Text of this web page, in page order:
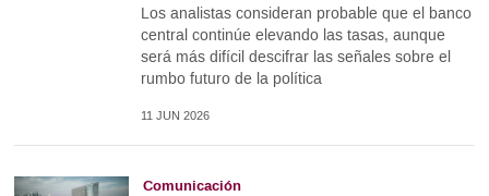
Los analistas consideran probable que el banco
central continúe elevando las tasas, aunque
será más difícil descifrar las señales sobre el
rumbo futuro de la política
11 JUN 2026
Comunicación